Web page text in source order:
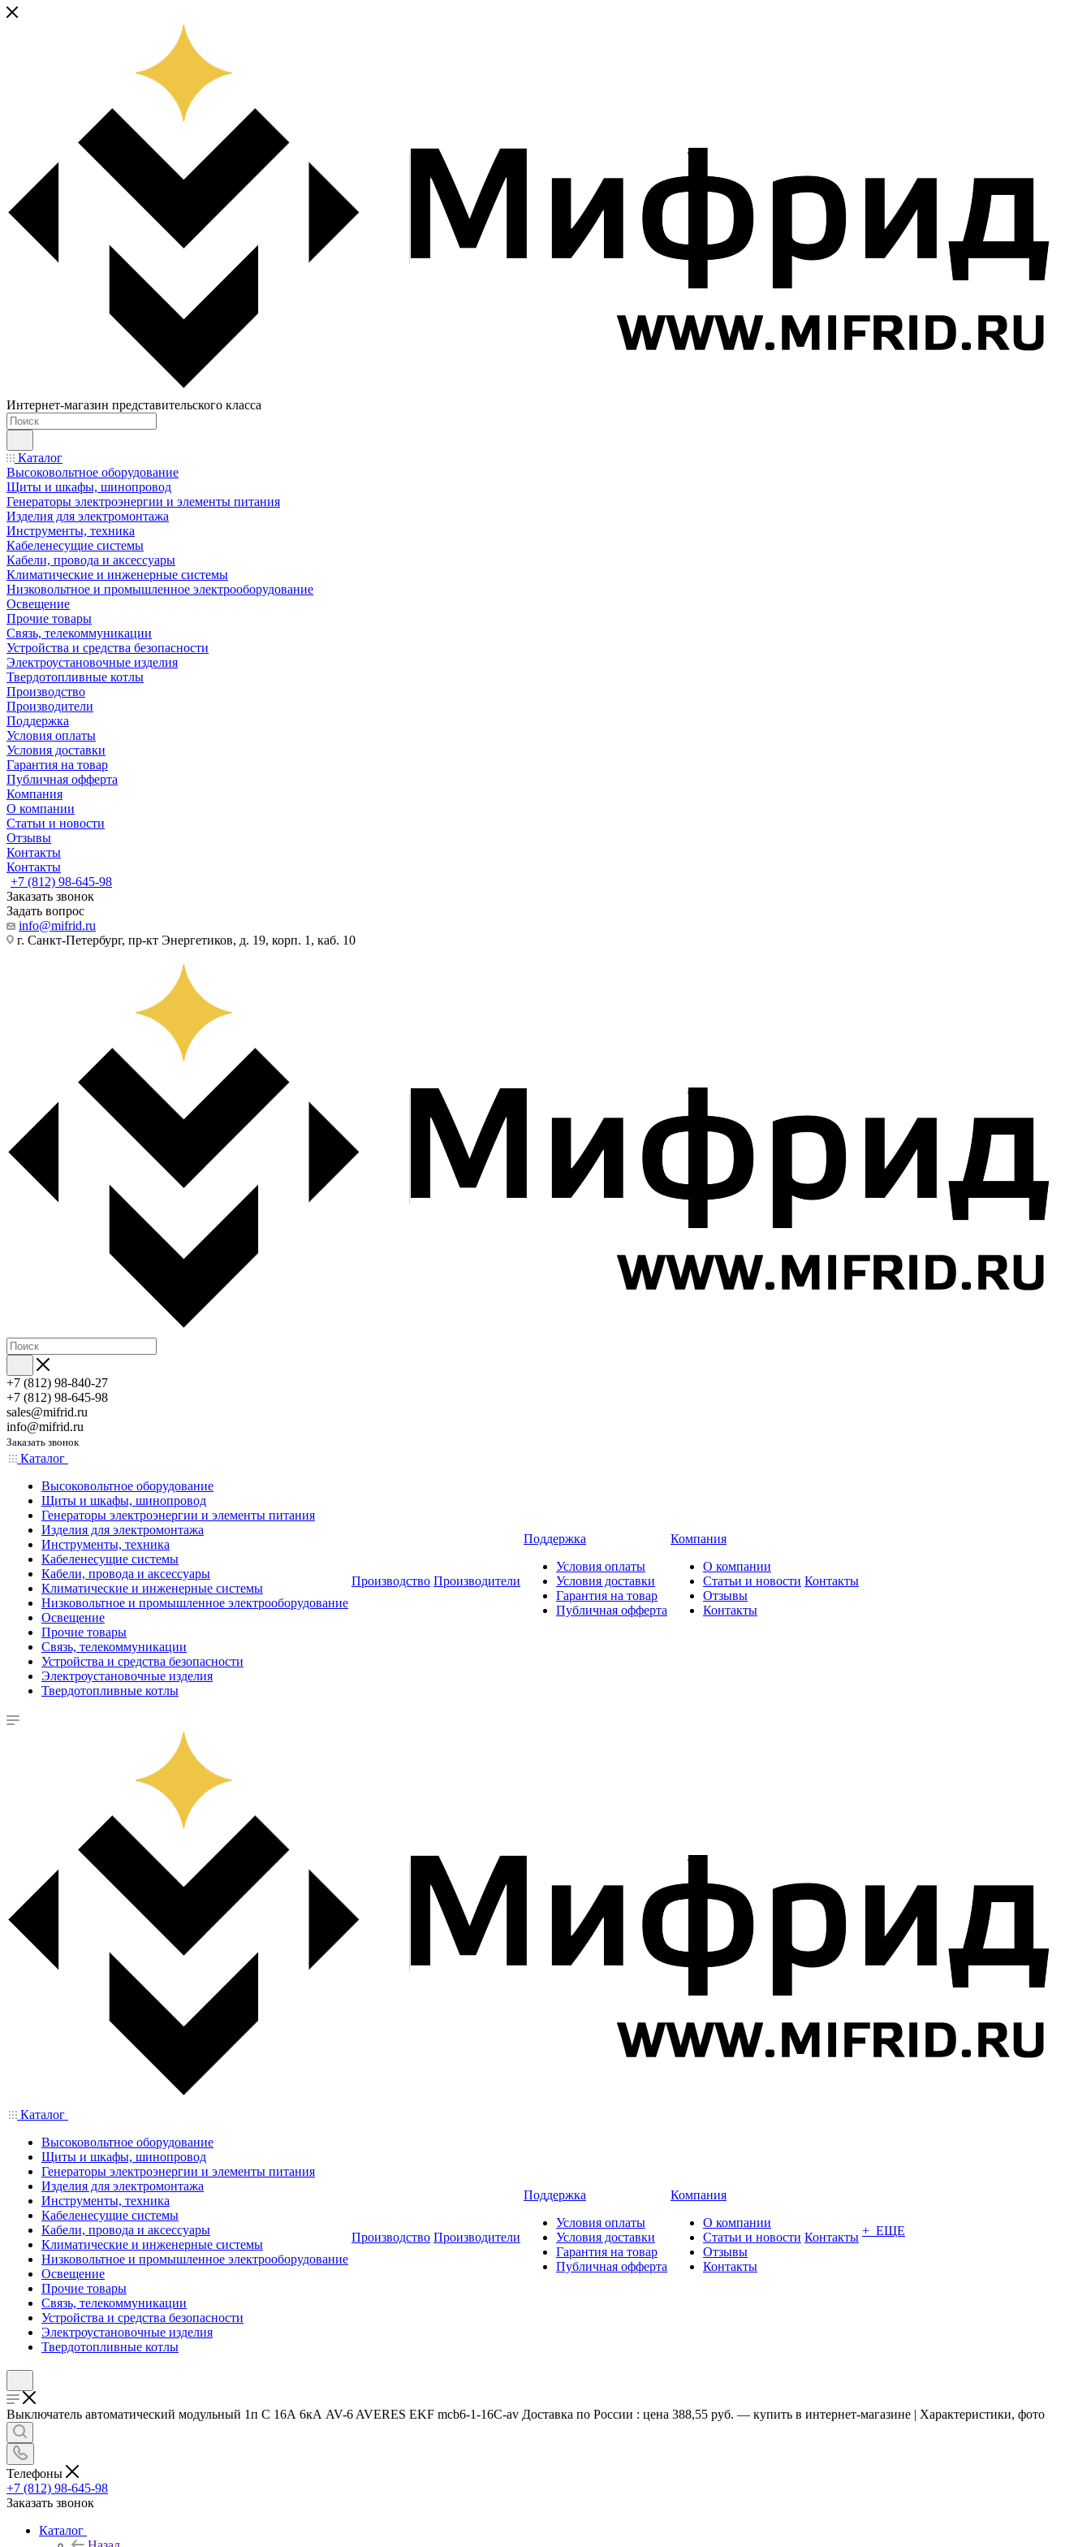
Интернет-магазин представительского класса
Каталог
Высоковольтное оборудование
Щиты и шкафы, шинопровод
Генераторы электроэнергии и элементы питания
Изделия для электромонтажа
Инструменты, техника
Кабеленесущие системы
Кабели, провода и аксессуары
Климатические и инженерные системы
Низковольтное и промышленное электрооборудование
Освещение
Прочие товары
Связь, телекоммуникации
Устройства и средства безопасности
Электроустановочные изделия
Твердотопливные котлы
Производство
Производители
Поддержка
Условия оплаты
Условия доставки
Гарантия на товар
Публичная офферта
Компания
О компании
Статьи и новости
Отзывы
Контакты
Контакты
+7 (812) 98-645-98
Заказать звонок
Задать вопрос
info@mifrid.ru
г. Санкт-Петербург, пр-кт Энергетиков, д. 19, корп. 1, каб. 10
+7 (812) 98-840-27
+7 (812) 98-645-98
sales@mifrid.ru
info@mifrid.ru
Заказать звонок
Каталог
Высоковольтное оборудование
Щиты и шкафы, шинопровод
Генераторы электроэнергии и элементы питания
Изделия для электромонтажа
Инструменты, техника
Кабеленесущие системы
Кабели, провода и аксессуары
Климатические и инженерные системы
Низковольтное и промышленное электрооборудование
Освещение
Прочие товары
Связь, телекоммуникации
Устройства и средства безопасности
Электроустановочные изделия
Твердотопливные котлы
Производство Производители
Поддержка
Условия оплаты
Условия доставки
Гарантия на товар
Публичная офферта
Компания
О компании
Статьи и новости
Отзывы
Контакты
Контакты
Каталог
Высоковольтное оборудование
Щиты и шкафы, шинопровод
Генераторы электроэнергии и элементы питания
Изделия для электромонтажа
Инструменты, техника
Кабеленесущие системы
Кабели, провода и аксессуары
Климатические и инженерные системы
Низковольтное и промышленное электрооборудование
Освещение
Прочие товары
Связь, телекоммуникации
Устройства и средства безопасности
Электроустановочные изделия
Твердотопливные котлы
Производство Производители
Поддержка
Условия оплаты
Условия доставки
Гарантия на товар
Публичная офферта
Компания
О компании
Статьи и новости
Отзывы
Контакты
Контакты + ЕЩЕ
Выключатель автоматический модульный 1п C 16А 6кА AV-6 AVERES EKF mcb6-1-16C-av Доставка по России : цена 388,55 руб. — купить в интернет-магазине | Характеристики, фото
Телефоны
+7 (812) 98-645-98
Заказать звонок
Каталог